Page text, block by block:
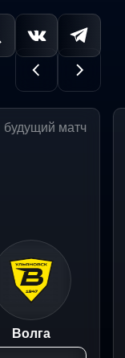
будущий матч
Волга